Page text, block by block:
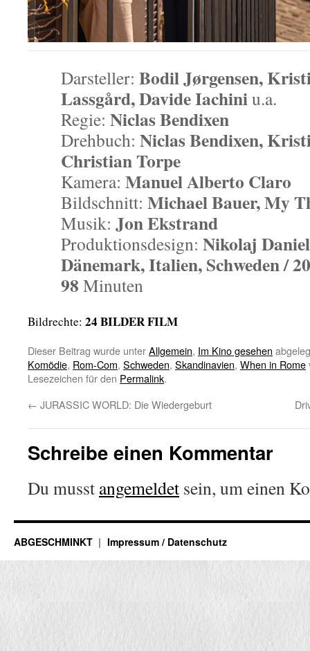
Darsteller: Bodil Jørgensen,
Lassgård, Davide Iachiniu.a.
Regie: Niclas Bendixen
Drehbuch: Niclas Bendixen,
Christian Torpe
Kamera: Manuel Alberto Claro
Bildschnitt: Michael Bauer, My
Musik: Jon Ekstrand
Produktionsdesign: Nikolaj
Dänemark, Italien, Schweden /
98 Minuten
Bildrechte: 24 BILDER FILM
Dieser Beitrag wurde unterAllgemein, Im Kino gesehen
Komödie, Rom-Com, Schweden, Skandinavien, When in Rome
Lesezeichen für den Permalink.
← JURASSIC WORLD: Die Wiedergeburt
Schreibe einen Kommentar
Du musst angemeldet sein, um einen
ABGESCHMINKT Impressum / Datenschutz